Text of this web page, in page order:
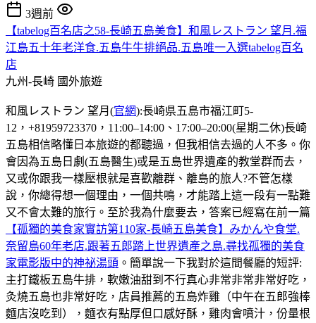
3週前
【tabelog百名店之58-長崎五島美食】和風レストラン 望月.福
江島五十年老洋食.五島牛牛排絕品.五島唯一入選tabelog百名
店
九州-長崎 國外旅遊
和風レストラン 望月(官網):長崎県五島市福江町5-
12，+81959723370，11:00–14:00、17:00–20:00(星期二休)長崎
五島相信略懂日本旅遊的都聽過，但我相信去過的人不多。你
會因為五島日劇(五島醫生)或是五島世界遺產的教堂群而去，
又或你跟我一樣壓根就是喜歡離群、離島的旅人?不管怎樣
說，你總得想一個理由，一個共鳴，才能踏上這一段有一點難
又不會太難的旅行。至於我為什麼要去，答案已經寫在前一篇
【孤獨的美食家實訪第110家-長崎五島美食】みかんや食堂.
奈留島60年老店.跟著五郎踏上世界遺產之島.尋找孤獨的美食
家電影版中的神祕湯頭 。簡單說一下我對於這間餐廳的短評:
主打鐵板五島牛排，軟嫩油甜到不行真心非常非常非常好吃，
灸燒五島也非常好吃，店員推薦的五島炸雞（中午在五郎強棒
麵店沒吃到），麵衣有點厚但口感好酥，雞肉會噴汁，份量根